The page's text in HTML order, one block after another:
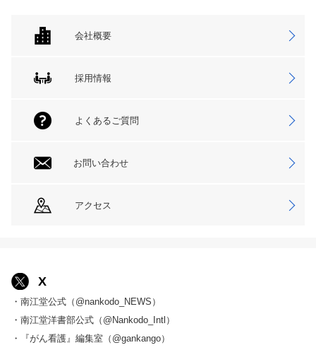
会社概要
採用情報
よくあるご質問
お問い合わせ
アクセス
X
・南江堂公式（@nankodo_NEWS）
・南江堂洋書部公式（@Nankodo_Intl）
・『がん看護』編集室（@gankango）